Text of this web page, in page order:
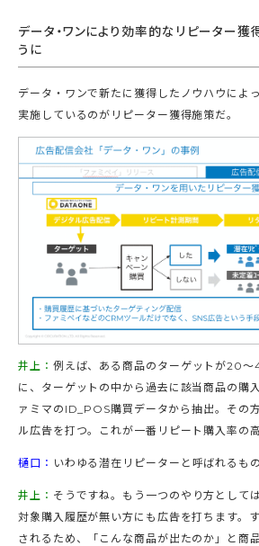
データ・ワンにより効率的なリピーター獲
うに
データ・ワンで新たに獲得したノウハウによ
実施しているのがリピーター獲得施策だ。
井上： 例えば、ある商品のターゲットが20
に、ターゲットの中から過去に該当商品の購
ァミマのID_POS購買データから抽出。その
ル広告を打つ。これが一番リピート購入率の
樋口： いわゆる潜在リピーターと呼ばれるも
井上： そうですね。もう一つのやり方として
対象購入履歴が無い方にも広告を打ちます。
されるため、「こんな商品が出たのか」と商